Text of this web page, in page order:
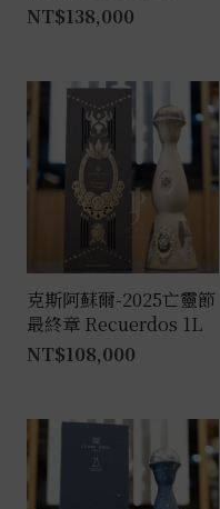
NT$138,000
克斯阿蘇爾-2025亡靈節
最終章 Recuerdos 1L
NT$108,000